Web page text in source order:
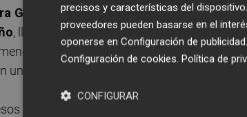
Group (SECU) ha logrado recuperar
, llegando a más que duplicar (+136,84%)
que hace tres semanas informó al
un desplome del 80% de su beneficio.
se redujero solo un 6%, pero eso sí
la
precisos y características del
proveedores pueden basarse en el
oponerse en Configuración de publicidad
Configuración de cookies. Política de
CONFIGURAR